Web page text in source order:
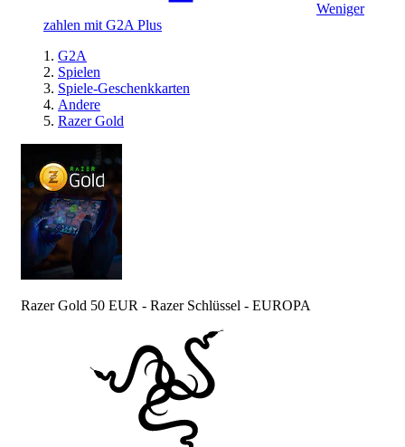
Weniger
zahlen mit G2A Plus
G2A
Spielen
Spiele-Geschenkkarten
Andere
Razer Gold
Razer Gold 50 EUR - Razer Schlüssel - EUROPA